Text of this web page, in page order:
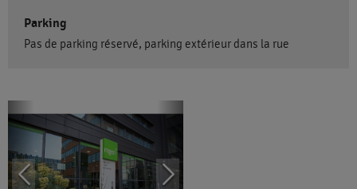
Parking
Pas de parking réservé, parking extérieur dans la rue